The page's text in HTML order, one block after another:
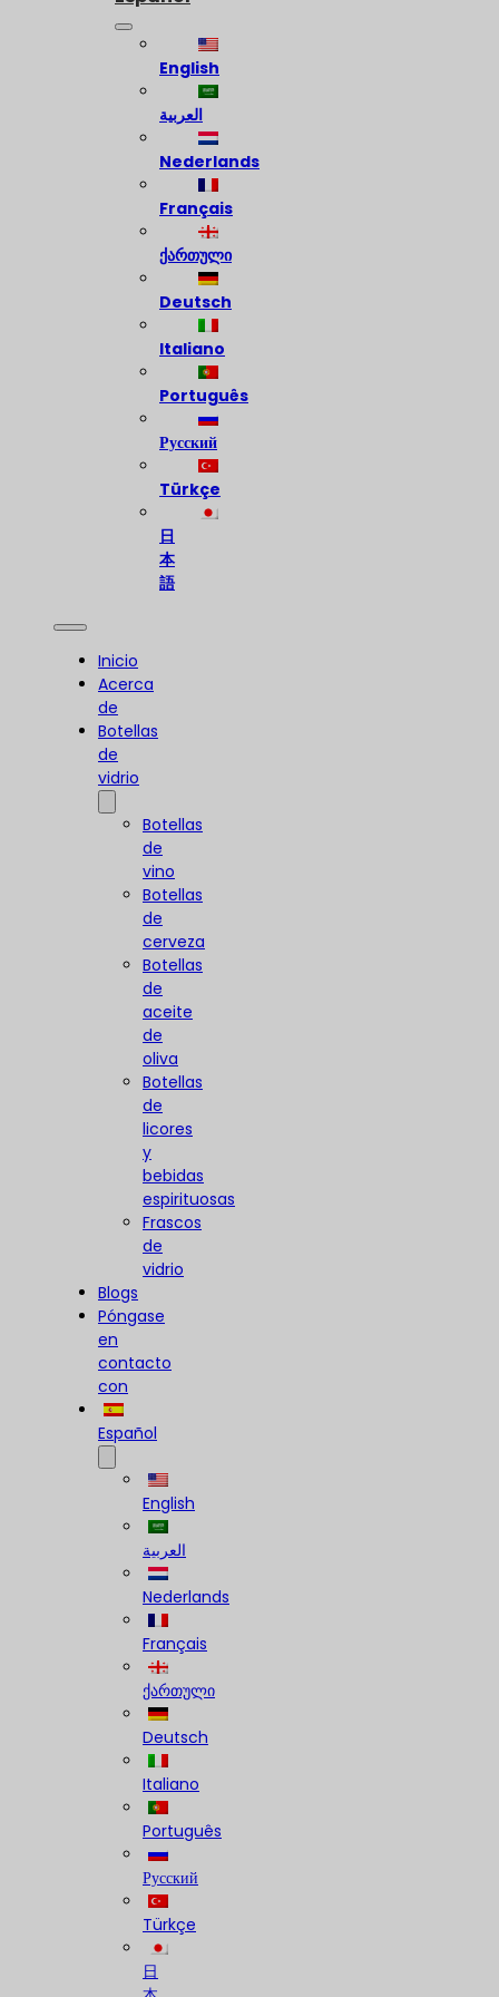
English
العربية
Nederlands
Français
ქართული
Deutsch
Italiano
Português
Русский
Türkçe
日
本
語
Inicio
Acerca
de
Botellas
de
vidrio
Botellas
de
vino
Botellas
de
cerveza
Botellas
de
aceite
de
oliva
Botellas
de
licores
y
bebidas
espirituosas
Frascos
de
vidrio
Blogs
Póngase
en
contacto
con
Español
English
العربية
Nederlands
Français
ქართული
Deutsch
Italiano
Português
Русский
Türkçe
日